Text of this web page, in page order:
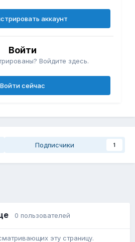
аккаунт
Войти
Войдите здесь.
Войти сейчас
Подписчики 1
0 пользователей
эту страницу.